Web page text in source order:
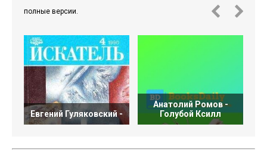
полные версии.
Евгений Гуляковский -
Анатолий Ромов -
Голубой Ксилл